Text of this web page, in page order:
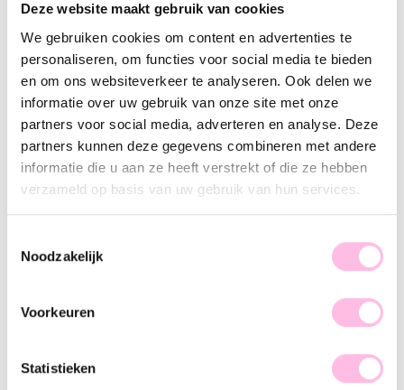
Deze website maakt gebruik van cookies
We gebruiken cookies om content en advertenties te
personaliseren, om functies voor social media te bieden
en om ons websiteverkeer te analyseren. Ook delen we
informatie over uw gebruik van onze site met onze
partners voor social media, adverteren en analyse. Deze
partners kunnen deze gegevens combineren met andere
informatie die u aan ze heeft verstrekt of die ze hebben
verzameld op basis van uw gebruik van hun services.
Noodzakelijk
Voorkeuren
Statistieken
Goud Zilver
•⁠ ⁠Gratis verzending vanaf €35,-
•⁠ ⁠100% waterproof
Omschrijving Kenmerk SKU
andere oorringen. Ben jij toch meer fan van less is more? Dan